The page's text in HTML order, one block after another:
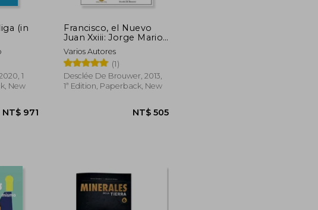
(in
1
New
Francisco, el Nuevo
Juan Xxiii: Jorge Mario
Bergoglio: El Primer
Pontífice Americano
Para una Nueva
Primavera de la Iglesia
(in Spanish)
Varios Autores
(1)
Desclée De Brouwer, 2013,
1ª Edition, Paperback, New